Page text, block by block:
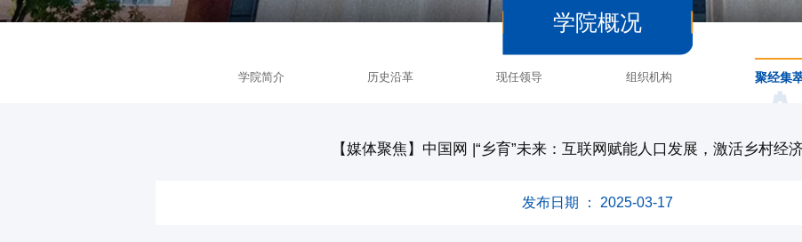
学院概况
学院简介 历史沿革 现任领导 组织机构 聚经集
【媒体聚焦】中国网 |“乡育”未来：互联网赋能人口发展，激活乡村经
发布日期 ： 2025-03-17